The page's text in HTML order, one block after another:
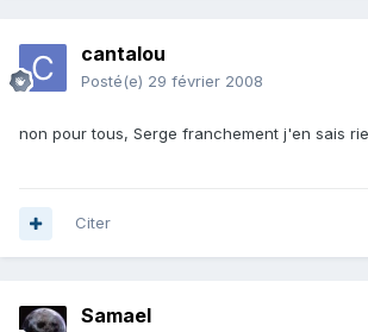
cantalou
Posté(e) 29 février 2008
non pour tous, Serge franchement j'en sais
Citer
Samael